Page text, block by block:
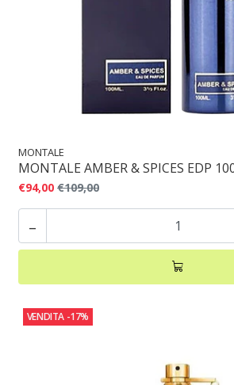
MONTALE
MONTALE AMBER & SPICES EDP
€94,00 €109,00
-
VENDITA -17%